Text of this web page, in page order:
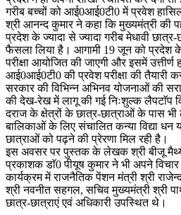
गरीब बच्चों को आई0आई0टी0 में प्रवेश
श्री आनन्द कुमार ने कहा कि मुख्यमंत्री की
प्रदेश के ज्यादा से ज्यादा गरीब मेधावी
फैसला लिया है। आगामी 19 जून को प्रदेश के
परीक्षा आयोजित की जाएगी और इसमें उत्तीर्ण
आई0आई0टी0 की प्रवेश परीक्षा की तैयारी
सरकार की विभिन्न अभिनव योजनाओं की
की देख-रेख में लागू की गई निःशुल्क लैपटाॅप
दराज के क्षेत्रों के छात्र-छात्राओं के पास
बालिकाओं के लिए संचालित कन्या विद्या धन
छात्राओं को पढ़ने की प्रेरणा मिल रही है।
इस अवसर पर पुस्तक के लेखक श्री बीजू
प्रकाशक डाॅ0 पीयूष कुमार ने भी अपने विचार
कार्यक्रम में राजनैतिक पेंशन मंत्री श्री
श्री नवनीत सहगल, सचिव मुख्यमंत्री श्री
छात्र-छात्राएं एवं अधिकारी उपस्थित थे।